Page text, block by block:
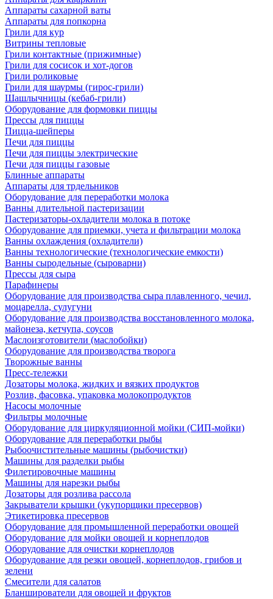
Аппараты сахарной ваты
Аппараты для попкорна
Грили для кур
Витрины тепловые
Грили контактные (прижимные)
Грили для сосисок и хот-догов
Грили роликовые
Грили для шаурмы (гирос-грили)
Шашлычницы (кебаб-грили)
Оборудование для формовки пиццы
Прессы для пиццы
Пицца-шейперы
Печи для пиццы
Печи для пиццы электрические
Печи для пиццы газовые
Блинные аппараты
Аппараты для трдельников
Оборудование для переработки молока
Ванны длительной пастеризации
Пастеризаторы-охладители молока в потоке
Оборудование для приемки, учета и фильтрации молока
Ванны охлаждения (охладители)
Ванны технологические (технологические емкости)
Ванны сыродельные (сыроварни)
Прессы для сыра
Парафинеры
Оборудование для производства сыра плавленного, чечил,
моцарелла, сулугуни
Оборудование для производства восстановленного молока,
майонеза, кетчупа, соусов
Маслоизготовители (маслобойки)
Оборудование для производства творога
Творожные ванны
Пресс-тележки
Дозаторы молока, жидких и вязких продуктов
Розлив, фасовка, упаковка молокопродуктов
Насосы молочные
Фильтры молочные
Оборудование для циркуляционной мойки (СИП-мойки)
Оборудование для переработки рыбы
Рыбоочистительные машины (рыбочистки)
Машины для разделки рыбы
Филетировочные машины
Машины для нарезки рыбы
Дозаторы для розлива рассола
Закрыватели крышки (укупорщики пресервов)
Этикетировка пресервов
Оборудование для промышленной переработки овощей
Оборудование для мойки овощей и корнеплодов
Оборудование для очистки корнеплодов
Оборудование для резки овощей, корнеплодов, грибов и
зелени
Смесители для салатов
Бланширователи для овощей и фруктов